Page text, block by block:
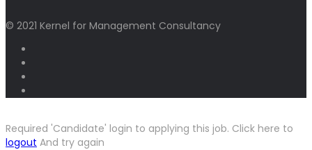
© 2021 Kernel for Management Consultancy
Required 'Candidate' login to applying this job. Click here to
logout And try again